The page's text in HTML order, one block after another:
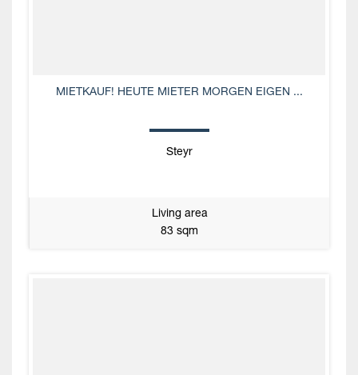
MIETKAUF! HEUTE MIETER MORGEN EIGEN ...
Steyr
Living area
83 sqm